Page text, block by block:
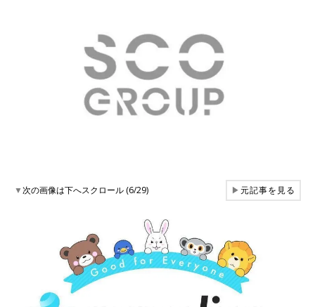
▼次の画像は下へスクロール (6/29) ▶元記事を見る